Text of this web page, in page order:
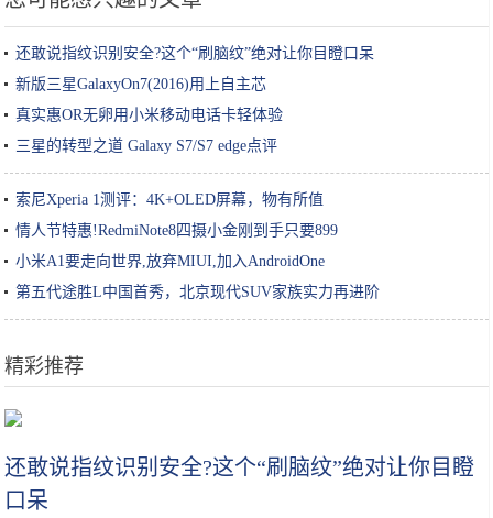
还敢说指纹识别安全?这个“刷脑纹”绝对让你目瞪口呆
新版三星GalaxyOn7(2016)用上自主芯
真实惠OR无卵用小米移动电话卡轻体验
三星的转型之道 Galaxy S7/S7 edge点评
索尼Xperia 1测评：4K+OLED屏幕，物有所值
情人节特惠!RedmiNote8四摄小金刚到手只要899
小米A1要走向世界,放弃MIUI,加入AndroidOne
第五代途胜L中国首秀，北京现代SUV家族实力再进阶
精彩推荐
还敢说指纹识别安全?这个“刷脑纹”绝对让你目瞪
口呆